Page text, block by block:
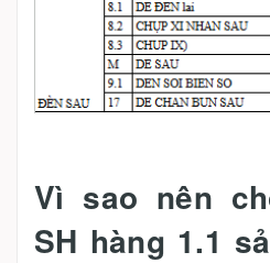
Vì sao nên
SH hàng 1.1